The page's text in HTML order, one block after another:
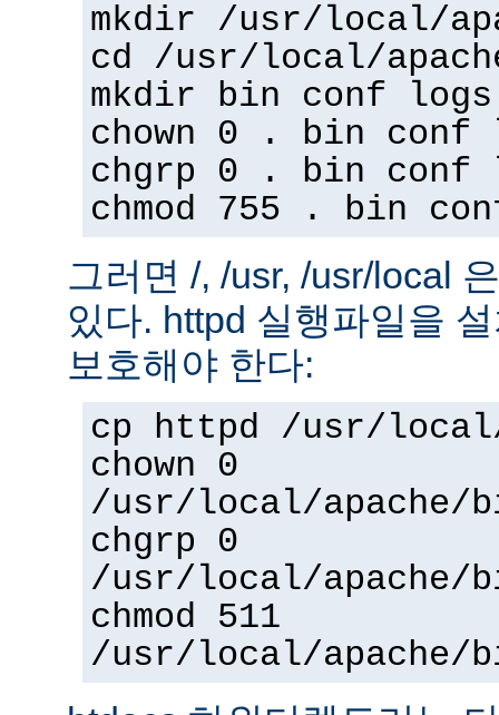
mkdir /usr/local/
cd /usr/local/
mkdir bin conf logs
chown 0 . bin conf
chgrp 0 . bin conf
chmod 755 . bin
그러면 /, /usr, /usr/local
있다. httpd 실행파일을
보호해야 한다:
cp httpd /usr/
chown 0
/usr/local/apache/
chgrp 0
/usr/local/apache/
chmod 511
/usr/local/apache/